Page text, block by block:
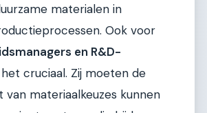
materialen in
Ook voor
en R&D-
cruciaal. Zij moeten de
materiaalkeuzes kunnen